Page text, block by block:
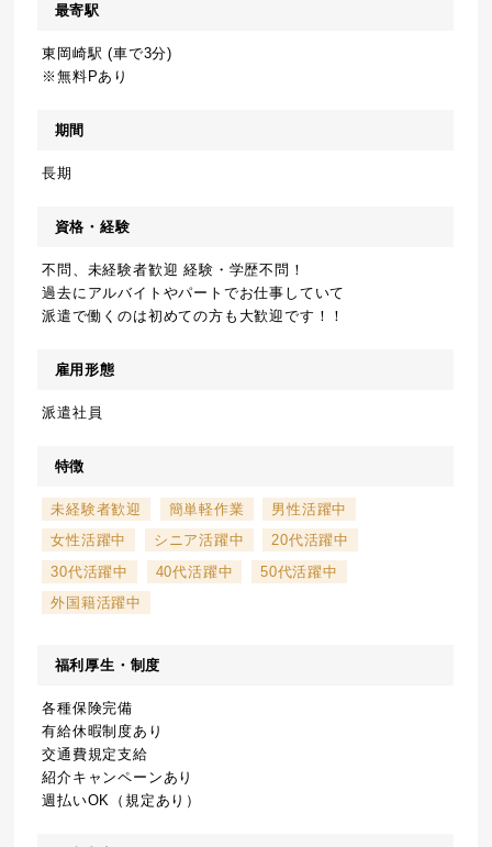
最寄駅
東岡崎駅 (車で3分)
※無料Pあり
期間
長期
資格・経験
不問、未経験者歓迎 経験・学歴不問！
過去にアルバイトやパートでお仕事していて
派遣で働くのは初めての方も大歓迎です！！
雇用形態
派遣社員
特徴
未経験者歓迎 簡単軽作業
男性活躍中
女性活躍中
シニア活躍中
20代活躍中
30代活躍中
40代活躍中
50代活躍中
外国籍活躍中
福利厚生・制度
各種保険完備
有給休暇制度あり
交通費規定支給
紹介キャンペーンあり
週払いOK（規定あり）